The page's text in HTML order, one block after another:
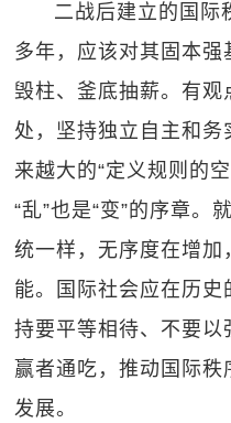
二战后建立的国际
多年，应该对其固本
毁柱、釜底抽薪。有观
处，坚持独立自主和
来越大的“定义规则的
“乱”也是“变”的序章。
统一样，无序度在增加
能。国际社会应在历
持要平等相待、不要
赢者通吃，推动国际
发展。